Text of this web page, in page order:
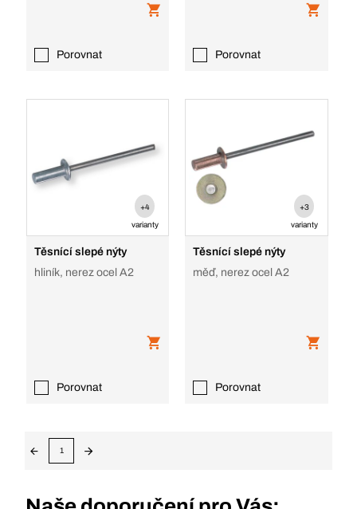
Porovnat Porovnat
+4
varianty
Těsnící slepé nýty
hliník, nerez ocel A2
Porovnat
+3
varianty
Těsnící slepé nýty
měď, nerez ocel A2
Porovnat
1